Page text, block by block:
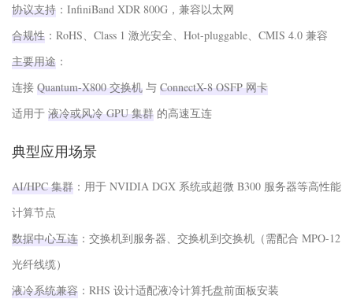
协议支持 ‌：InfiniBand XDR 800G，兼容以太网
合规性 ‌：RoHS、Class 1 激光安全、Hot-pluggable、CMIS 4.0 兼容
主要用途 ‌：
连接 ‌ Quantum-X800 交换机 ‌ 与 ‌ ConnectX-8 OSFP 网卡
适用于 ‌ 液冷或风冷 GPU 集群 ‌ 的高速互连
典型应用场景
AI/HPC 集群 ‌：用于 NVIDIA DGX 系统或超微 B300 服务器等高性能
计算节点
数据中心互连 ‌：交换机到服务器、交换机到交换机（需配合 MPO-12
光纤线缆）
液冷系统兼容 ‌：RHS 设计适配液冷计算托盘前面板安装